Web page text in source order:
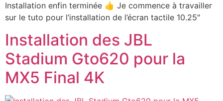
Installation enfin terminée 👍 Je commence à travailler
sur le tuto pour l’installation de l’écran tactile 10.25″
Installation des JBL
Stadium Gto620 pour la
MX5 Final 4K